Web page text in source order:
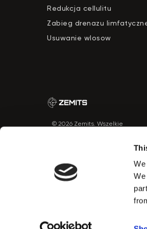
Redukcja cellulitu
Zabieg drenazu
Usuwanie wlosow
© 2026 Zemits. Wszelkie